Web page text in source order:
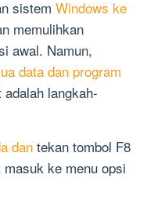
sistem Windows ke
memulihkan
awal. Namun,
data dan program
adalah langkah-
dantekan tombol F8
ke menu opsi